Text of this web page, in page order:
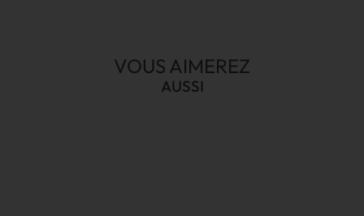
VOUS AIMEREZ
AUSSI